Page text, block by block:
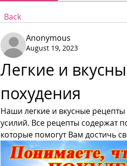
Back
Anonymous
August 19, 2023
Легкие и
похудения
Наши легкие и вкусные
усилий. Все рецепты содержат
которые помогут Вам достичь